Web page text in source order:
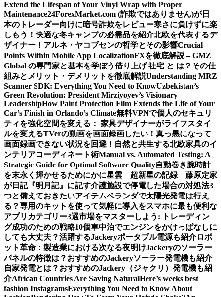
Extend the Lifespan of Your Vinyl Wrap with Proper
Maintenance24ForexMarket.com (詐欺ではありません)が日
本のトレーダー向けに暗号詐欺をレビュー寒さに負けずに楽
しもう！快適な冬キャンプの必需品を紹介北欧を代表するデ
ザイナー！アルネ・ヤコブセンの哲学とその影響Crucial
Points Within Mobile App LocalizationFXを徹底解説 – GMZ
Global の専門家と基本を学ぼう借り上げ 社宅 と は？その仕
組みとメリット・デメリットを徹底解説Understanding MRZ
Scanner SDK: Everything You Need to KnowUzbekistan’s
Green Revolution: President Mirziyoyev’s Visionary
LeadershipHow Paint Protection Film Extends the Life of Your
Car’s Finish in Orlando’s Climate無料VPNで個人のセキュリ
ティを強化空間を変える： 家具デザイナーがライフスタイ
ルを変えるTVerの動画を画面録画したい！真っ黒になって
画面録画できない状況を回避！ 自然と共生する北欧家具のイ
ンテリアコーディネート術Manual vs. Automated Testing: A
Strategic Guide for Optimal Software Quality自動巻き腕時計
を末永く輝かせるためにかに星雲 超新星の記録 藤原定家
が日記『明月記』に記す介護施設で停電した場合の対処法3
つと備えておきたいアイテムベランダで太陽光発電は行え
る？専用のキットを使って気軽に導入をスマホに最も便利な
アプリカテゴリー3選市場をマスターしよう: トレーディン
グ成功のための戦略10個車中泊でエンジンをかけっぱなしに
しても大丈夫？活躍するJackeryポータブル電源も紹介ロボ
ット革命：製造業における次なる夜明けJackeryのソーラー
パネルの特徴は？おすすめのJackeryソーラー発電機も紹介
自家発電とは？おすすめのJackery（ジャクリ）発電機も紹
介African Countries Are Saving NaturalHere’s weeks best
fashion InstagramsEverything You Need to Know About